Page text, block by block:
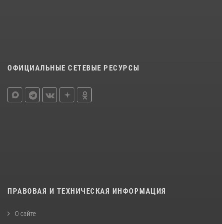
ОФИЦИАЛЬНЫЕ СЕТЕВЫЕ РЕСУРСЫ
ПРАВОВАЯ И ТЕХНИЧЕСКАЯ ИНФОРМАЦИЯ
О сайте